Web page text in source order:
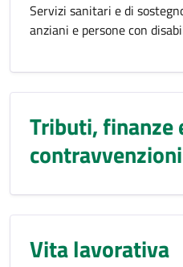
Servizi sanitari e di
anziani e persone con
Tributi, finanze
contravvenzioni
Vita lavorativa